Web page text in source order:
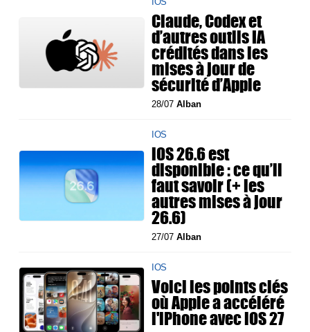
Claude, Codex et
d’autres outils IA
crédités dans les
mises à jour de
sécurité d’Apple
28/07Alban
IOS
iOS 26.6 est
disponible : ce qu’il
faut savoir (+ les
autres mises à jour
26.6)
27/07Alban
IOS
Voici les points clés
où Apple a accéléré
l'iPhone avec iOS 27